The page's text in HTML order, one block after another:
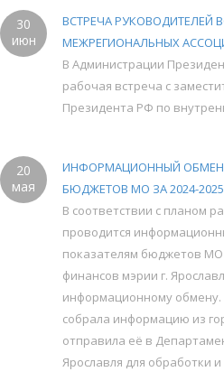
30
июн
ВСТРЕЧА РУКОВОДИТЕЛЕЙ
МЕЖРЕГИОНАЛЬНЫХ
В Администрации
рабочая встреча с
Президента РФ по
20
мая
ИНФОРМАЦИОННЫЙ
БЮДЖЕТОВ МО ЗА 2024-
В соответствии с планом
проводится
показателям бюджетов
финансов мэрии г.
информационному обмену.
собрала информацию из
отправила её в
Ярославля для обработки